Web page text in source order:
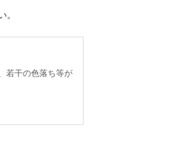
。
若干の色落ち等が